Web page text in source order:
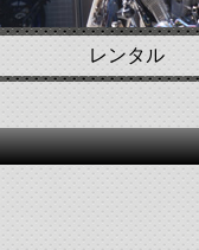
レンタル